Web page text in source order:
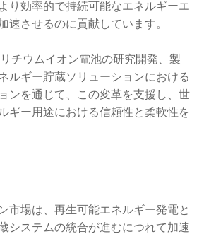
り効率的で持続可能なエネルギーエ
速させるのに貢献しています。
チウムイオン電池の研究開発、製
ルギー貯蔵ソリューションにおける
ンを通じて、この変革を支援し、世
ギー用途における信頼性と柔軟性を
市場は、再生可能エネルギー発電と
システムの統合が進むにつれて加速